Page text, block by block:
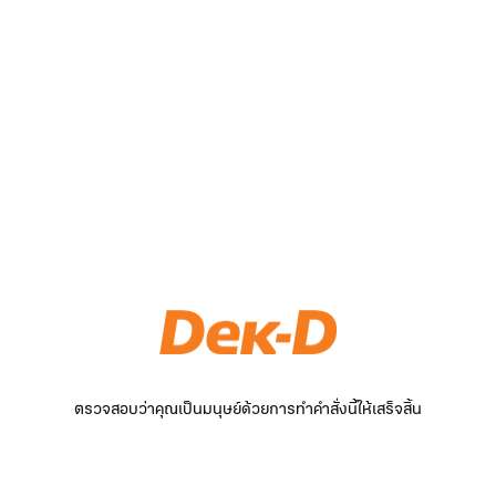
ตรวจสอบว่าคุณเป็นมนุษย์ด้วยการทำคำสั่งนี้ให้เสร็จสิ้น